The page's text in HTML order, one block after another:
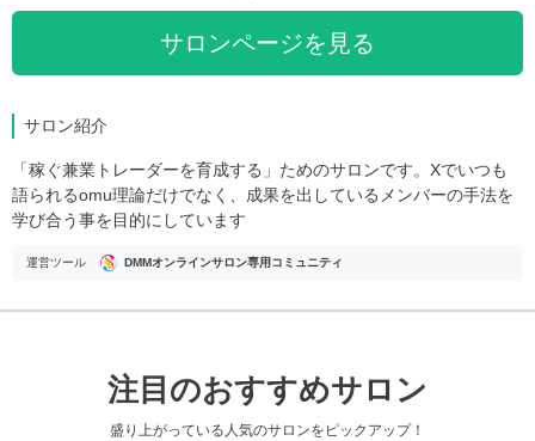
サロンページを見る
サロン紹介
「稼ぐ兼業トレーダーを育成する」ためのサロンです。Xでいつも
語られるomu理論だけでなく、成果を出しているメンバーの手法を
学び合う事を目的にしています
運営ツール DMMオンラインサロン専用コミュニティ
注目のおすすめサロン
盛り上がっている人気のサロンをピックアップ！